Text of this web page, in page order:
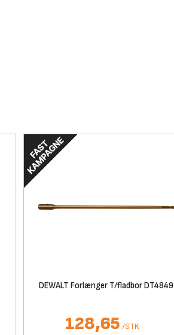
DEWALT Forlænger T/fladbor DT4849
128,65 /STK